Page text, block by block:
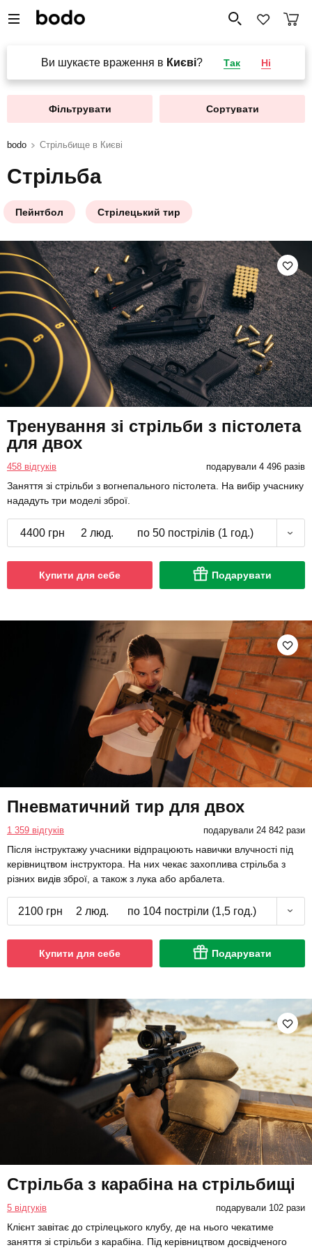
Ви шукаєте враження в Києві? Так Ні
Фільтрувати Сортувати
bodo Стрільбище в Києві
Стрільба
Пейнтбол Стрілецький тир
Тренування зі стрільби з пістолета
для двох
458 відгуків подарували 4 496 разів
Заняття зі стрільби з вогнепального пістолета. На вибір учаснику
нададуть три моделі зброї.
4400 грн 2 люд. по 50 пострілів (1 год.)
Купити для себе Подарувати
Пневматичний тир для двох
1 359 відгуків подарували 24 842 рази
Після інструктажу учасники відпрацюють навички влучності під
керівництвом інструктора. На них чекає захоплива стрільба з
різних видів зброї, а також з лука або арбалета.
2100 грн 2 люд. по 104 постріли (1,5 год.)
Купити для себе Подарувати
Стрільба з карабіна на стрільбищі
5 відгуків подарували 102 рази
Клієнт завітає до стрілецького клубу, де на нього чекатиме
заняття зі стрільби з карабіна. Під керівництвом досвідченого